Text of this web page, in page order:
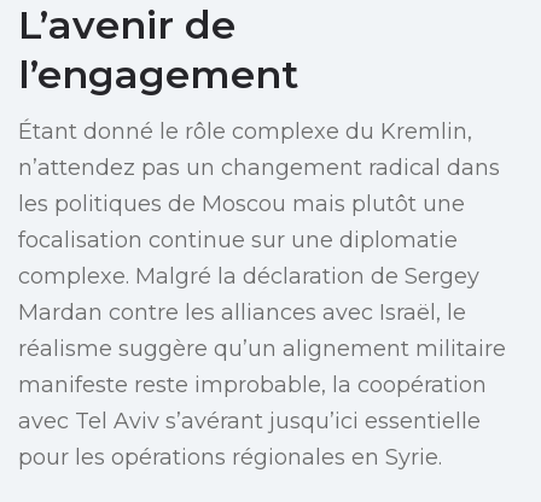
L’avenir de
l’engagement
Étant donné le rôle complexe du Kremlin,
n’attendez pas un changement radical dans
les politiques de Moscou mais plutôt une
focalisation continue sur une diplomatie
complexe. Malgré la déclaration de Sergey
Mardan contre les alliances avec Israël, le
réalisme suggère qu’un alignement militaire
manifeste reste improbable, la coopération
avec Tel Aviv s’avérant jusqu’ici essentielle
pour les opérations régionales en Syrie.